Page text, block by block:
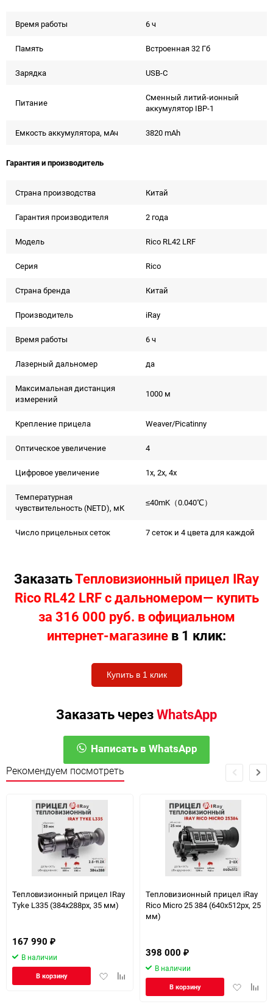
Время работы 6 ч
Память Встроенная 32 Гб
Зарядка USB-C
Питание
Сменный литий-ионный
аккумулятор IBP-1
Емкость аккумулятора, мАч 3820 mAh
Гарантия и производитель
Страна производства Китай
Гарантия производителя 2 года
Модель Rico RL42 LRF
Серия Rico
Страна бренда Китай
Производитель iRay
Время работы 6 ч
Лазерный дальномер да
Максимальная дистанция
измерений
1000 м
Крепление прицела Weaver/Picatinny
Оптическое увеличение 4
Цифровое увеличение 1x, 2x, 4x
Температурная
чувствительность (NETD), мК
≤40mK（0.040℃）
Число прицельных сеток 7 сеток и 4 цвета для каждой
ЗаказатьТепловизионный прицел IRay
Rico RL42 LRF с дальномером— купить
за 316 000 руб. в официальном
интернет-магазине в 1 клик:
Купить в 1 клик
Заказать черезWhatsApp
Написать в WhatsApp
Рекомендуем посмотреть
Тепловизионный прицел IRay
Tyke L335 (384х288px, 35 мм)
167 990 ₽
В наличии
ДобавитьДобавить
сравнению
В корзину
Тепловизионный прицел iRay
Rico Micro 25 384 (640х512px, 25
мм)
398 000 ₽
В наличии
Добавить
В корзину